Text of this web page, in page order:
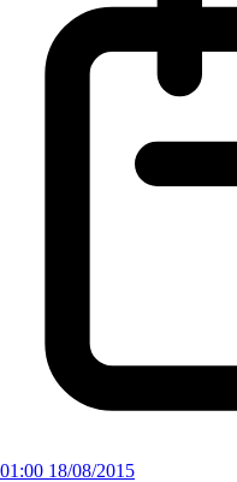
01:00 18/08/2015